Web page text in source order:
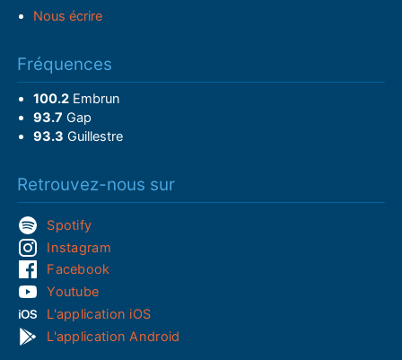
Nous écrire
Fréquences
100.2Embrun
93.7 Gap
93.3 Guillestre
Retrouvez-nous sur
Spotify
Instagram
Facebook
Youtube
L'application iOS
L'application Android